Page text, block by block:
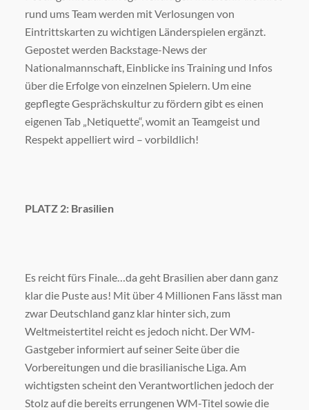
rund ums Team werden mit Verlosungen von
Eintrittskarten zu wichtigen Länderspielen ergänzt.
Gepostet werden Backstage-News der
Nationalmannschaft, Einblicke ins Training und Infos
über die Erfolge von einzelnen Spielern. Um eine
gepflegte Gesprächskultur zu fördern gibt es einen
eigenen Tab „Netiquette“, womit an Teamgeist und
Respekt appelliert wird – vorbildlich!
PLATZ 2: Brasilien
Es reicht fürs Finale…da geht Brasilien aber dann ganz
klar die Puste aus! Mit über 4 Millionen Fans lässt man
zwar Deutschland ganz klar hinter sich, zum
Weltmeistertitel reicht es jedoch nicht. Der WM-
Gastgeber informiert auf seiner Seite über die
Vorbereitungen und die brasilianische Liga. Am
wichtigsten scheint den Verantwortlichen jedoch der
Stolz auf die bereits errungenen WM-Titel sowie die